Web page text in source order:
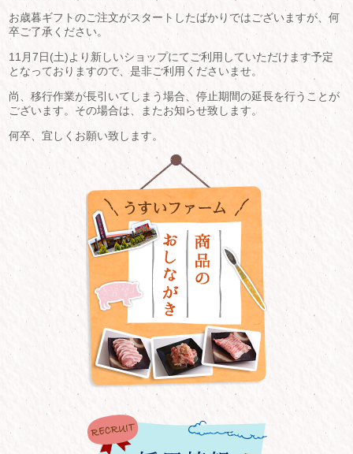
お歳暮ギフトのご注文がスタートしたばかりではございますが、何
卒ご了承ください。
11月7日(土)より新しいショップにてご利用していただけます予定
となっておりますので、是非ご利用くださいませ。
尚、移行作業が長引いてしまう場合、停止期間の延長を行うことが
ございます。その場合は、またお知らせ致します。
何卒、宜しくお願い致します。